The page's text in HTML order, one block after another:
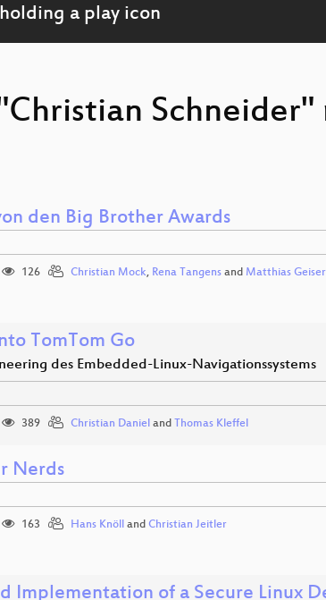
den Big Brother Awards
126 Christian Mock, Rena Tangens and Matthias Geiser
TomTom Go
des Embedded-Linux-Navigationssystems
389 Christian Daniel and Thomas Kleffel
Nerds
163 Hans Knöll and Christian Jeitler
Implementation of a Secure Linux